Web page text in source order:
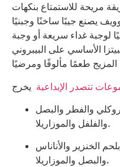
مريحة للاستمتاع بنكهات
يصنع جيبًا ساخنًا وجبنيًا
لوجبة غداء سريعة أو وجبة
الأساسي على البيبروني
تتصدر الإبداعية
والفطر والبصل
والفلفل والموزاريلا.
الخنزير والأناناس
والبصل والموزاريلا.